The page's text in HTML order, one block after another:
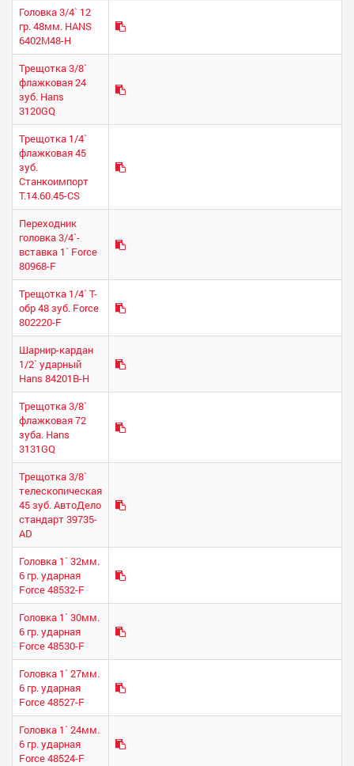
Головка 3/4` 12
гр. 48мм. HANS
6402М48-Н
Трещотка 3/8`
флажковая 24
зуб. Hans
3120GQ
Трещотка 1/4`
флажковая 45
зуб.
Станкоимпорт
T.14.60.45-CS
Переходник
головка 3/4`-
вставка 1` Force
80968-F
Трещотка 1/4` Т-
обр 48 зуб. Force
802220-F
Шарнир-кардан
1/2` ударный
Hans 84201B-H
Трещотка 3/8`
флажковая 72
зуба. Hans
3131GQ
Трещотка 3/8`
телескопическая
45 зуб. АвтоДело
стандарт 39735-
AD
Головка 1` 32мм.
6 гр. ударная
Force 48532-F
Головка 1` 30мм.
6 гр. ударная
Force 48530-F
Головка 1` 27мм.
6 гр. ударная
Force 48527-F
Головка 1` 24мм.
6 гр. ударная
Force 48524-F